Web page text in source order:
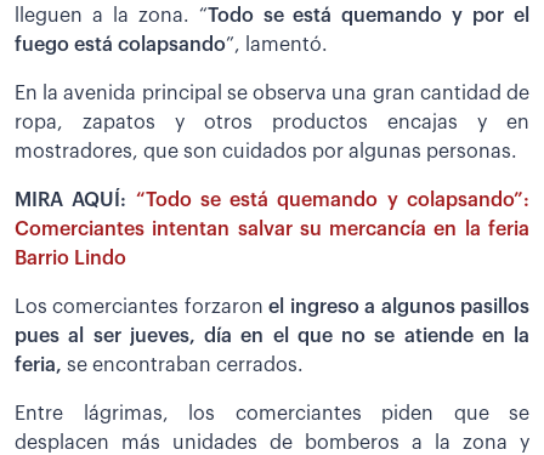
lleguen a la zona. “Todo se está quemando y por el
fuego está colapsando”, lamentó.
En la avenida principal se observa una gran cantidad de
ropa, zapatos y otros productos encajas y en
mostradores, que son cuidados por algunas personas.
MIRA AQUÍ: “Todo se está quemando y colapsando”:
Comerciantes intentan salvar su mercancía en la feria
Barrio Lindo
Los comerciantes forzaronel ingreso a algunos pasillos
pues al ser jueves, día en el que no se atiende en la
feria, se encontraban cerrados.
Entre lágrimas, los comerciantes piden que se
desplacen más unidades de bomberos a la zona y